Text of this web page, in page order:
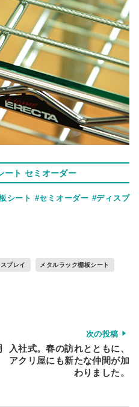
ート セミオーダー
シート #セミオーダー #ディスプ
プレイ メタルラック棚板シート
次の投稿
入社式。春の訪れとともに、
アクリ屋にも新たな仲間が加
わりました。